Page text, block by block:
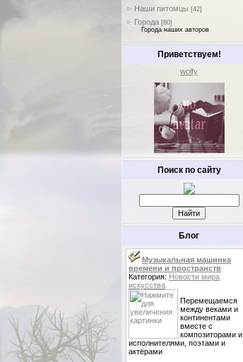
Наши питомцы [42]
Города [80]
Города наших авторов
Приветствуем!
wolfy
Поиск по сайту
Блог
Музыкальная машинка
времени и пространств
Категория: Новости мира
искусства
Перемещаемся
между веками и
континентами
вместе с
композиторами и
исполнителями, поэтами и
актёрами